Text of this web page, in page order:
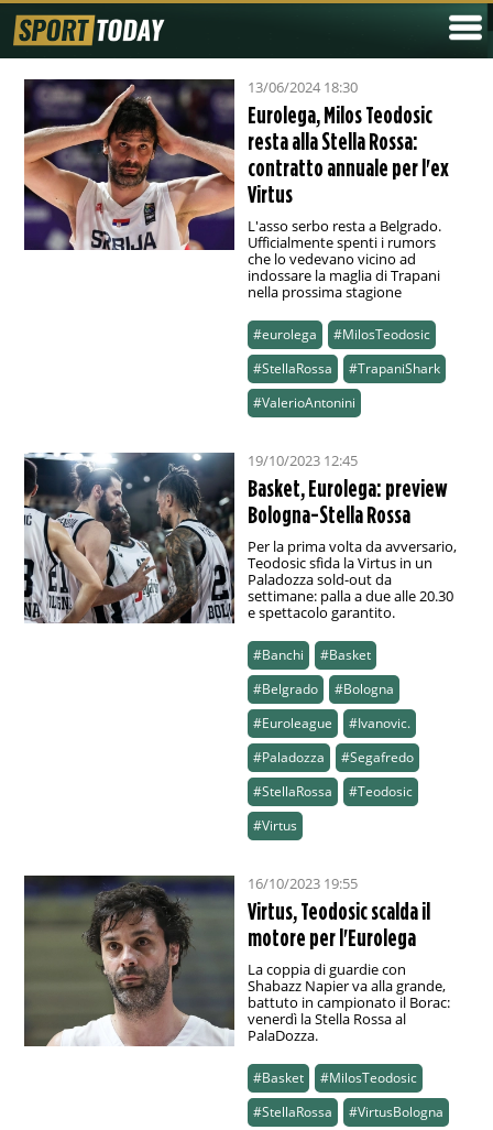
13/06/2024 18:30
Eurolega, Milos Teodosic
resta alla Stella Rossa:
contratto annuale per l'ex
Virtus
L'asso serbo resta a Belgrado.
Ufficialmente spenti i rumors
che lo vedevano vicino ad
indossare la maglia di Trapani
nella prossima stagione
#eurolega
#MilosTeodosic
#StellaRossa
#TrapaniShark
#ValerioAntonini
19/10/2023 12:45
Basket, Eurolega: preview
Bologna-Stella Rossa
Per la prima volta da avversario,
Teodosic sfida la Virtus in un
Paladozza sold-out da
settimane: palla a due alle 20.30
e spettacolo garantito.
#Banchi
#Basket
#Belgrado
#Bologna
#Euroleague
#Ivanovic.
#Paladozza
#Segafredo
#StellaRossa
#Teodosic
#Virtus
16/10/2023 19:55
Virtus, Teodosic scalda il
motore per l'Eurolega
La coppia di guardie con
Shabazz Napier va alla grande,
battuto in campionato il Borac:
venerdì la Stella Rossa al
PalaDozza.
#Basket
#MilosTeodosic
#StellaRossa
#VirtusBologna